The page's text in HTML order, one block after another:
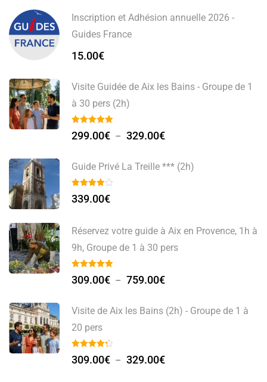
Inscription et Adhésion annuelle 2026 -
Guides France
15.00€
Visite Guidée de Aix les Bains - Groupe de 1
à 30 pers (2h)
299.00€ – 329.00€
Guide Privé La Treille *** (2h)
339.00€
Réservez votre guide à Aix en Provence, 1h à
9h, Groupe de 1 à 30 pers
309.00€ – 759.00€
Visite de Aix les Bains (2h) - Groupe de 1 à
20 pers
309.00€ – 329.00€